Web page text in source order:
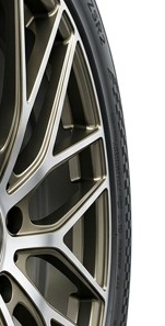
السيارة
البحث
بالمقاس